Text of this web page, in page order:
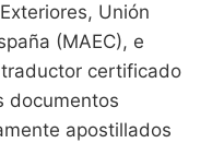
Unión
(MAEC), e
certificado
documentos
apostillados